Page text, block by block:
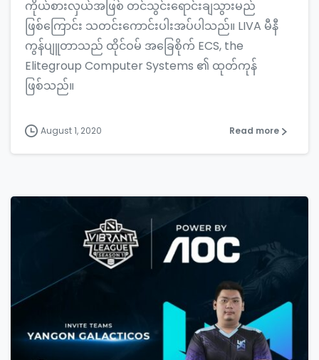
ကိုယ်စားလှယ်အဖြစ် တင်သွင်းရောင်းချသွားမည်
ဖြစ်ကြောင်း သတင်းကောင်းပါးအပ်ပါသည်။ LIVA မီနီ
ကွန်ပျူတာသည် ထိုင်ဝမ် အခြေစိုက် ECS, the
Elitegroup Computer Systems ၏ ထုတ်ကုန်
ဖြစ်သည်။
August 1, 2020 Read more